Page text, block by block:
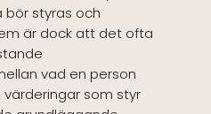
styras och
är dock att det ofta
vad en person
som styr